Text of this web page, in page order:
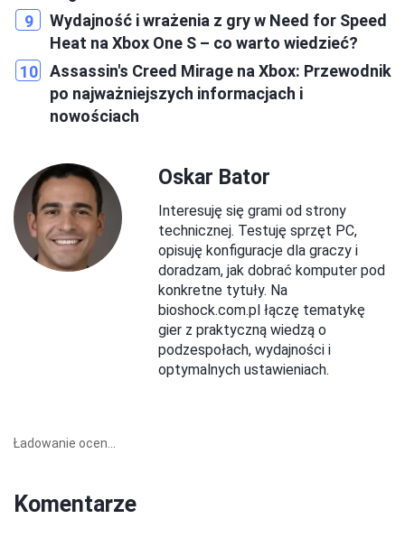
Wydajność i wrażenia z gry w Need for Speed
Heat na Xbox One S – co warto wiedzieć?
Assassin's Creed Mirage na Xbox: Przewodnik
po najważniejszych informacjach i
nowościach
Oskar Bator
Interesuję się grami od strony
technicznej. Testuję sprzęt PC,
opisuję konfiguracje dla graczy i
doradzam, jak dobrać komputer pod
konkretne tytuły. Na
bioshock.com.pl łączę tematykę
gier z praktyczną wiedzą o
podzespołach, wydajności i
optymalnych ustawieniach.
Ładowanie ocen...
Komentarze